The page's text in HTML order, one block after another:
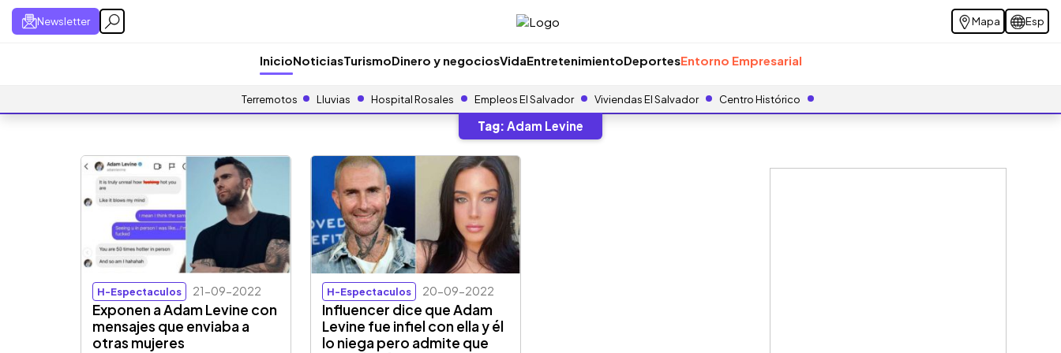
Newsletter Mapa Esp
InicioNoticiasTurismoDinero y negociosVidaEntretenimientoDeportesEntorno Empresarial
Terremotos Lluvias Hospital Rosales Empleos El Salvador Viviendas El Salvador Centro Histórico
Tag: Adam Levine
H-Espectaculos 21-09-2022
Exponen a Adam Levine con
mensajes que enviaba a
otras mujeres
H-Espectaculos 20-09-2022
Influencer dice que Adam
Levine fue infiel con ella y él
lo niega pero admite que